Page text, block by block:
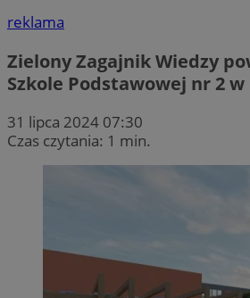
reklama
Zielony Zagajnik Wiedzy
Szkole Podstawowej nr 2 w
31 lipca 2024 07:30
Czas czytania: 1 min.